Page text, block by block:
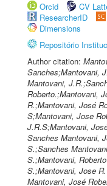
Orcid
CV
ResearcherID
Dimensions
Repositório
Author citation:
Sanches;Mantovani,
Mantovani,
Roberto.;Mantovani,
R.;Mantovani, José
S;Mantovani, Jose
J.R.S;Mantovani,
Sanches Mantovani,
S.;Sanches
S.;Mantovani,
S.;Mantovani, Jose
Mantovani, José